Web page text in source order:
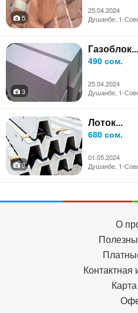
25.04.2024
5
Душанбе, 1-
Газоблок...
490 сом.
25.04.2024
3
Душанбе, 1-
Лоток...
680 сом.
01.05.2024
3
Душанбе, 1-
О